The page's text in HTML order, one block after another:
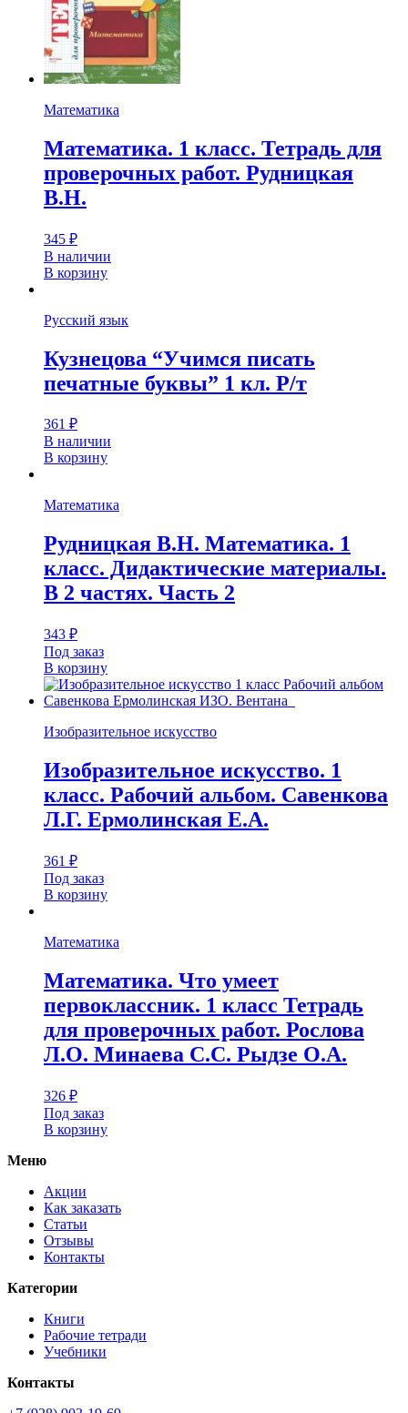
Математика
Математика. 1 класс. Тетрадь для
проверочных работ. Рудницкая
В.Н.
345 ₽
В наличии
В корзину
Русский язык
Кузнецова “Учимся писать
печатные буквы” 1 кл. Р/т
361 ₽
В наличии
В корзину
Математика
Рудницкая В.Н. Математика. 1
класс. Дидактические материалы.
В 2 частях. Часть 2
343 ₽
Под заказ
В корзину
Изобразительное искусство
Изобразительное искусство. 1
класс. Рабочий альбом. Савенкова
Л.Г. Ермолинская Е.А.
361 ₽
Под заказ
В корзину
Математика
Математика. Что умеет
первоклассник. 1 класс Тетрадь
для проверочных работ. Рослова
Л.О. Минаева С.С. Рыдзе О.А.
326 ₽
Под заказ
В корзину
Меню
Акции
Как заказать
Статьи
Отзывы
Контакты
Категории
Книги
Рабочие тетради
Учебники
Контакты